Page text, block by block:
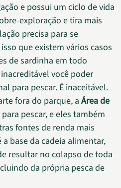
e possui um ciclo de vida
exploração e tira mais
precisa para se
que existem vários casos
de sardinha em todo
você poder
para pescar. É inaceitável.
fora do parque, a Área de
para pescar, e eles também
fontes de renda mais
base da cadeia alimentar,
resultar no colapso de toda
da própria pesca de